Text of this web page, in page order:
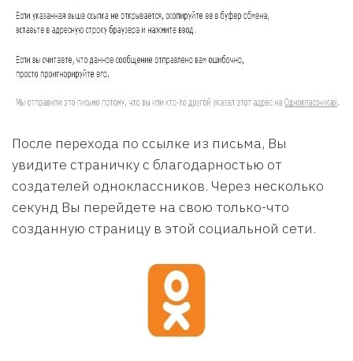
После перехода по ссылке из письма, Вы
увидите страничку с благодарностью от
создателей одноклассников. Через несколько
секунд Вы перейдете на свою только-что
созданную страницу в этой социальной сети.